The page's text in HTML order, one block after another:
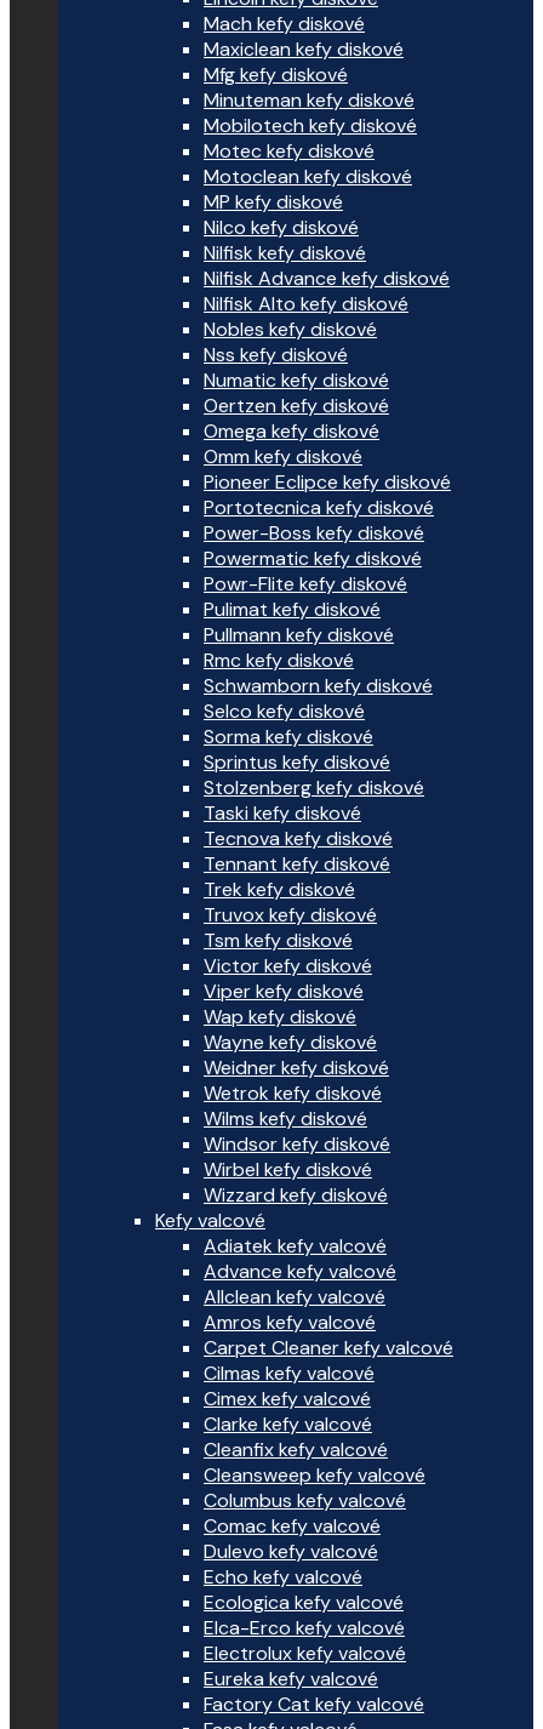
Mach kefy diskové
Maxiclean kefy diskové
Mfg kefy diskové
Minuteman kefy diskové
Mobilotech kefy diskové
Motec kefy diskové
Motoclean kefy diskové
MP kefy diskové
Nilco kefy diskové
Nilfisk kefy diskové
Nilfisk Advance kefy diskové
Nilfisk Alto kefy diskové
Nobles kefy diskové
Nss kefy diskové
Numatic kefy diskové
Oertzen kefy diskové
Omega kefy diskové
Omm kefy diskové
Pioneer Eclipce kefy diskové
Portotecnica kefy diskové
Power-Boss kefy diskové
Powermatic kefy diskové
Powr-Flite kefy diskové
Pulimat kefy diskové
Pullmann kefy diskové
Rmc kefy diskové
Schwamborn kefy diskové
Selco kefy diskové
Sorma kefy diskové
Sprintus kefy diskové
Stolzenberg kefy diskové
Taski kefy diskové
Tecnova kefy diskové
Tennant kefy diskové
Trek kefy diskové
Truvox kefy diskové
Tsm kefy diskové
Victor kefy diskové
Viper kefy diskové
Wap kefy diskové
Wayne kefy diskové
Weidner kefy diskové
Wetrok kefy diskové
Wilms kefy diskové
Windsor kefy diskové
Wirbel kefy diskové
Wizzard kefy diskové
Kefy valcové
Adiatek kefy valcové
Advance kefy valcové
Allclean kefy valcové
Amros kefy valcové
Carpet Cleaner kefy valcové
Cilmas kefy valcové
Cimex kefy valcové
Clarke kefy valcové
Cleanfix kefy valcové
Cleansweep kefy valcové
Columbus kefy valcové
Comac kefy valcové
Dulevo kefy valcové
Echo kefy valcové
Ecologica kefy valcové
Elca-Erco kefy valcové
Electrolux kefy valcové
Eureka kefy valcové
Factory Cat kefy valcové